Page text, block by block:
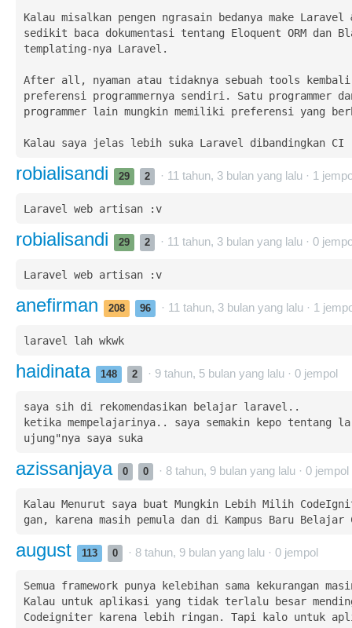
Kalau misalkan pengen ngrasain bedanya make Laravel
sedikit baca dokumentasi tentang Eloquent ORM dan
templating-nya Laravel.
After all, nyaman atau tidaknya sebuah tools
preferensi programmernya sendiri. Satu programmer
programmer lain mungkin memiliki preferensi yang
Kalau saya jelas lebih suka Laravel dibandingkan CI
robialisandi 29 2 · 11 tahun, 3 bulan yang lalu · 1
Laravel web artisan :v
robialisandi 29 2 · 11 tahun, 3 bulan yang lalu · 0
Laravel web artisan :v
anefirman 208 96 · 11 tahun, 3 bulan yang lalu · 1
laravel lah wkwk
haidinata 148 2 · 9 tahun, 5 bulan yang lalu · 0 jempol
saya sih di rekomendasikan belajar laravel..
ketika mempelajarinya.. saya semakin kepo tentang
ujung"nya saya suka
azissanjaya 0 0 · 8 tahun, 9 bulan yang lalu · 0 jempol
Kalau Menurut saya buat Mungkin Lebih Milih
gan, karena masih pemula dan di Kampus Baru Belajar
august 113 0 · 8 tahun, 9 bulan yang lalu · 0 jempol
Semua framework punya kelebihan sama kekurangan
Kalau untuk aplikasi yang tidak terlalu besar
Codeigniter karena lebih ringan. Tapi kalo untuk